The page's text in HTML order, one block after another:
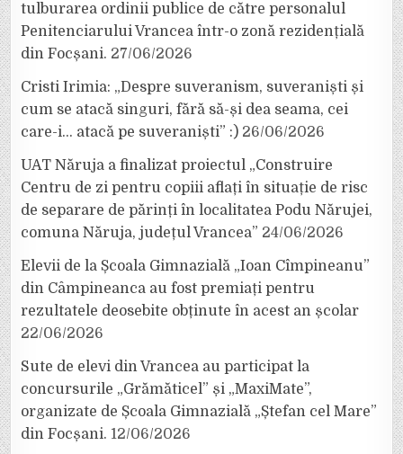
tulburarea ordinii publice de către personalul
Penitenciarului Vrancea într-o zonă rezidențială
din Focșani. 27/06/2026
Cristi Irimia: „Despre suveranism, suveraniști și
cum se atacă singuri, fără să-și dea seama, cei
care-i… atacă pe suveraniști” :) 26/06/2026
UAT Năruja a finalizat proiectul „Construire
Centru de zi pentru copiii aflați în situație de risc
de separare de părinți în localitatea Podu Nărujei,
comuna Năruja, județul Vrancea” 24/06/2026
Elevii de la Școala Gimnazială „Ioan Cîmpineanu”
din Câmpineanca au fost premiați pentru
rezultatele deosebite obținute în acest an școlar
22/06/2026
Sute de elevi din Vrancea au participat la
concursurile „Grămăticel” și „MaxiMate”,
organizate de Școala Gimnazială „Ștefan cel Mare”
din Focșani. 12/06/2026